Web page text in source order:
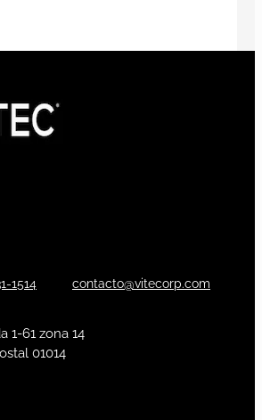
1514 contacto@vitecorp.com
1-61 zona 14
01014